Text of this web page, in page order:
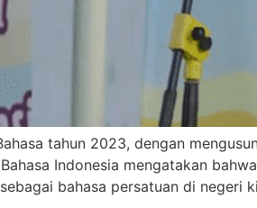
tahun 2023, dengan
Indonesia mengatakan
bahasa persatuan di negeri